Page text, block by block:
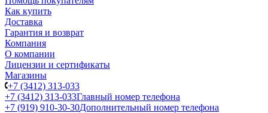
Как купить
Доставка
Гарантия и возврат
Компания
О компании
Лицензии и сертификаты
Магазины
+7 (3412) 313-033
+7 (3412) 313-033Главный номер телефона
+7 (919) 910-30-30Дополнительный номер телефона